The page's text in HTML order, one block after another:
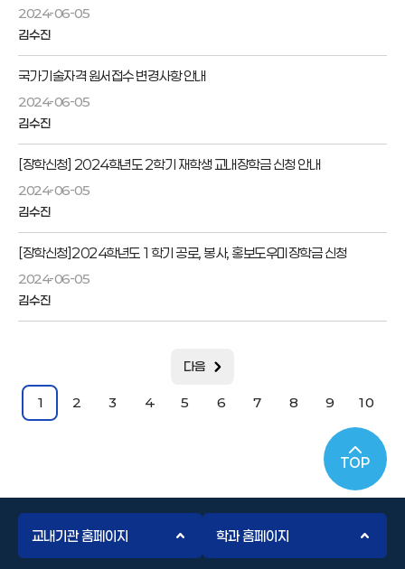
2024-06-05
김수진
국가기술자격 원서접수 변경사항 안내
2024-06-05
김수진
[장학신청] 2024학년도 2학기 재학생 교내장학금 신청 안내
2024-06-05
김수진
[장학신청]2024학년도 1학기 공로, 봉사, 홍보도우미장학금 신청
2024-06-05
김수진
다음
1 2 3 4 5 6 7 8 9 10
TOP
교내기관 홈페이지 학과 홈페이지